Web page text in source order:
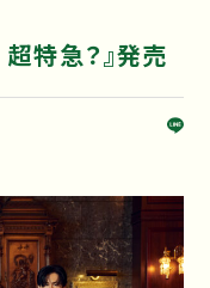
特急？』発売